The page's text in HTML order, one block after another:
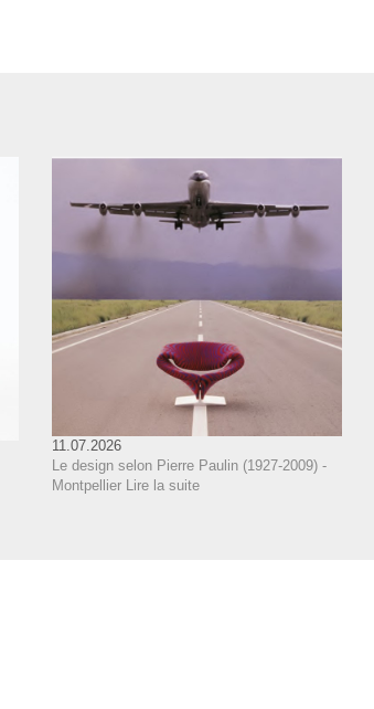
11.07.2026
Le design selon Pierre Paulin (1927-2009) -
Montpellier Lire la suite